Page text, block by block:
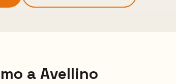
a Avellino